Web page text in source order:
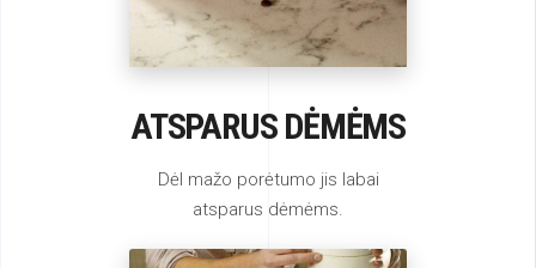
ATSPARUS DĖMĖMS
Dėl mažo porėtumo jis labai
atsparus dėmėms.